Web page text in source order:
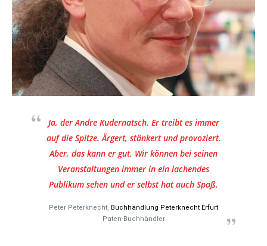
Ja, der Andre Kudernatsch. Er treibt es immer
auf die Spitze. Ärgert, stänkert und provoziert.
Aber, das kann er gut. Wir können bei seinen
Veranstaltungen immer in ein lachendes
Publikum sehen und er selbst hat auch Spaß.
Peter Peterknecht, Buchhandlung Peterknecht Erfurt
Paten-Buchhändler